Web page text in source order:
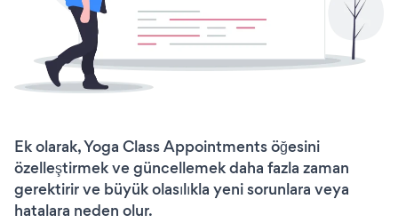
Ek olarak, Yoga Class Appointments öğesini
özelleştirmek ve güncellemek daha fazla zaman
gerektirir ve büyük olasılıkla yeni sorunlara veya
hatalara neden olur.